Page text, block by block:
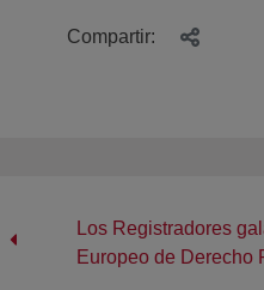
Compartir:
Los Registradores
Europeo de Derecho